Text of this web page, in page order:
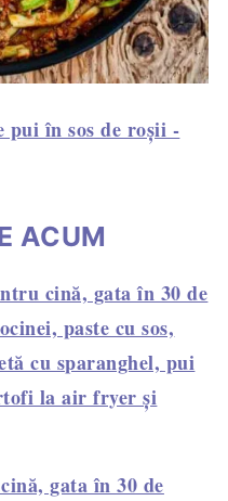
pui în sos de roșii -
ACUM
gata în 30 de